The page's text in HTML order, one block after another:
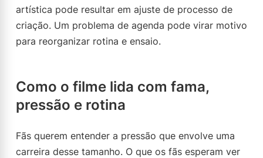
artística pode resultar em ajuste de processo de
criação. Um problema de agenda pode virar motivo
para reorganizar rotina e ensaio.
Como o filme lida com fama,
pressão e rotina
Fãs querem entender a pressão que envolve uma
carreira desse tamanho. O que os fãs esperam ver